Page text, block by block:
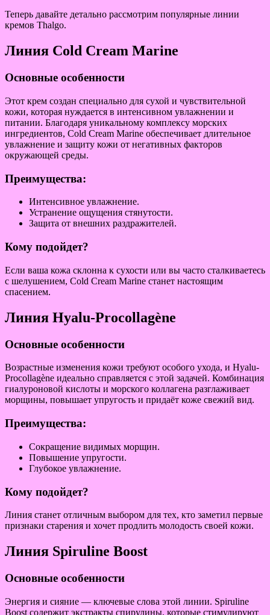
Теперь давайте детально рассмотрим популярные линии
кремов Thalgo.
Линия Cold Cream Marine
Основные особенности
Этот крем создан специально для сухой и чувствительной
кожи, которая нуждается в интенсивном увлажнении и
питании. Благодаря уникальному комплексу морских
ингредиентов, Cold Cream Marine обеспечивает длительное
увлажнение и защиту кожи от негативных факторов
окружающей среды.
Преимущества:
Интенсивное увлажнение.
Устранение ощущения стянутости.
Защита от внешних раздражителей.
Кому подойдет?
Если ваша кожа склонна к сухости или вы часто сталкиваетесь
с шелушением, Cold Cream Marine станет настоящим
спасением.
Линия Hyalu-Procollagène
Основные особенности
Возрастные изменения кожи требуют особого ухода, и Hyalu-
Procollagène идеально справляется с этой задачей. Комбинация
гиалуроновой кислоты и морского коллагена разглаживает
морщины, повышает упругость и придаёт коже свежий вид.
Преимущества:
Сокращение видимых морщин.
Повышение упругости.
Глубокое увлажнение.
Кому подойдет?
Линия станет отличным выбором для тех, кто заметил первые
признаки старения и хочет продлить молодость своей кожи.
Линия Spiruline Boost
Основные особенности
Энергия и сияние — ключевые слова этой линии. Spiruline
Boost содержит экстракты спирулины, которые стимулируют